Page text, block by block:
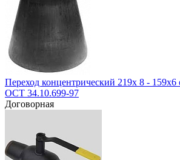
Переход концентрический 219х 8 -
ОСТ 34.10.699-97
Договорная